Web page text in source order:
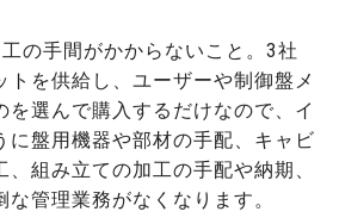
の手間がかからないこと。3社
トを供給し、ユーザーや制御盤メ
を選んで購入するだけなので、イ
に盤用機器や部材の手配、キャビ
組み立ての加工の手配や納期、
管理業務がなくなります。